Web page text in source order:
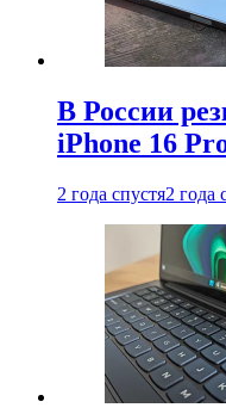
В России
iPhone 16
2 года спустя2 года